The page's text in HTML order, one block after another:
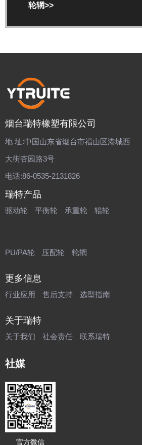
轮辋>>
烟台瑞特橡塑有限公司
地 址:中国山东省烟台市福山区港城西
大街杏园路3号
电话:86-0535-2131826
瑞特产品
驱动轮 平衡轮 承重轮 辊轮
PU/PA轮 压配轮 轮辋
更多信息
行业应用 售后支持 选型指南
关于瑞特
关于我们 社会责任 联系瑞特
社媒
官方微信